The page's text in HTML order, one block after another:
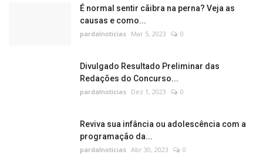
É normal sentir cãibra na perna? Veja as
causas e como...
pardalnoticias Mar 5, 2023 0
Divulgado Resultado Preliminar das
Redações do Concurso...
pardalnoticias Dez 1, 2023 0
Reviva sua infância ou adolescência com a
programação da...
pardalnoticias Abr 30, 2023 0